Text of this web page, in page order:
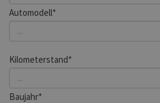
Automodell*
Kilometerstand*
Baujahr*